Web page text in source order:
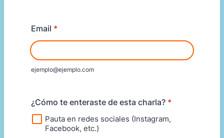
Email *
ejemplo@ejemplo.com
¿Cómo te enteraste de esta charla? *
Pauta en redes sociales (Instagram,
Facebook, etc.)